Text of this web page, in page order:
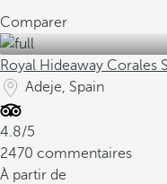
Comparer
Royal Hideaway Corales
Adeje, Spain
4.8/5
2470 commentaires
À partir de